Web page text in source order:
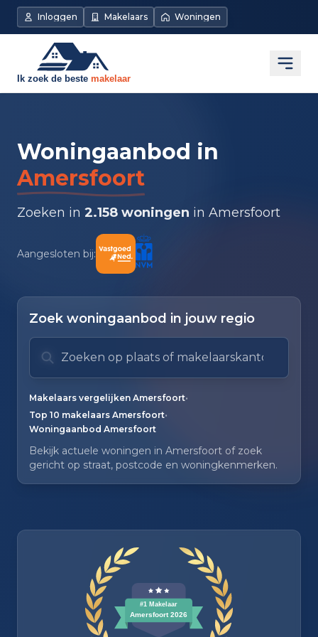
Inloggen Makelaars Woningen
Woningaanbod in
Amersfoort
Zoeken in 2.158 woningen in Amersfoort
Aangesloten bij:
Zoek woningaanbod in jouw regio
Zoek op plaats of makelaarskantoor
Typ om te zoeken. Gebruik pijl omlaag en pijl
Makelaars vergelijken Amersfoort•
Top 10 makelaars Amersfoort•
Woningaanbod Amersfoort
Bekijk actuele woningen in Amersfoort of zoek
gericht op straat, postcode en woningkenmerken.